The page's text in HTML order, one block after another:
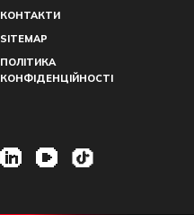
КОНТАКТИ
SITEMAP
ПОЛІТИКА
КОНФІДЕНЦІЙНОСТІ